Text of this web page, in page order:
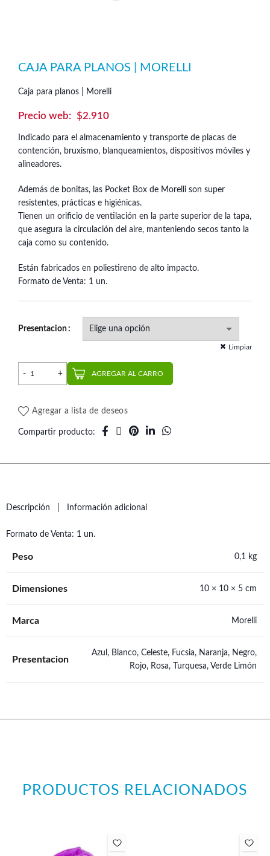
CAJA PARA PLANOS | MORELLI
Caja para planos | Morelli
$2.910
Indicado para el almacenamiento y transporte de placas de
contención, bruxismo, blanqueamientos, dispositivos móviles y
alineadores.
Además de bonitas, las Pocket Box de Morelli son super
resistentes, prácticas e higiénicas.
Tienen un orificio de ventilación en la parte superior de la tapa,
que asegura la circulación del aire, manteniendo secos tanto la
caja como su contenido.
Están fabricados en poliestireno de alto impacto.
Formato de Venta: 1 un.
Presentacion
Limpiar
Caja para planos | Morelli cantidad
AGREGAR AL CARRO
Agregar a lista de deseos
Compartir producto
Descripción Información adicional
Formato de Venta: 1 un.
Peso 0,1 kg
Dimensiones 10 × 10 × 5 cm
Marca Morelli
Presentacion
Azul, Blanco, Celeste, Fucsia, Naranja, Negro,
Rojo, Rosa, Turquesa, Verde Limón
PRODUCTOS RELACIONADOS